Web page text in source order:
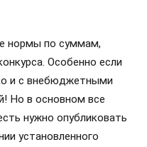
нормы по суммам,
Особенно если
и с внебюджетными
Но в основном все
нужно опубликовать
установленного